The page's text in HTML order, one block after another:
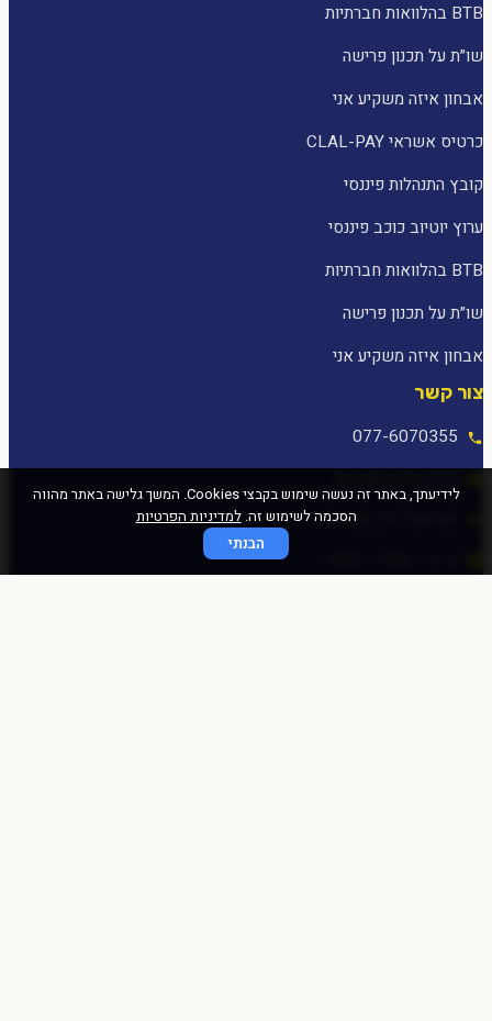
BTB בהלוואות חברתיות
שו״ת על תכנון פרישה
אבחון איזה משקיע אני
כרטיס אשראי CLAL-PAY
קובץ התנהלות פיננסי
ערוץ יוטיוב כוכב פיננסי
BTB בהלוואות חברתיות
שו״ת על תכנון פרישה
אבחון איזה משקיע אני
צור קשר
077-6070355
לידיעתך, באתר זה נעשה שימוש בקבצי Cookies. המשך גלישה באתר מהווה
הסכמה לשימוש זה.למדיניות הפרטיות
הבנתי